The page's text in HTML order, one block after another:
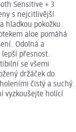
Sensitive + 3
s nejcitlivější
hladkou pokožku.
aloe pomáhá
Odolná a
přesnost.
se všemi
držáček do
čistý a suchý.
vyzkoušejte holící